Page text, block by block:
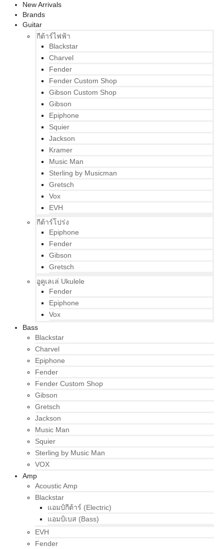
New Arrivals
Brands
Guitar
กีต้าร์ไฟฟ้า
Blackstar
Charvel
Fender
Fender Custom Shop
Gibson Custom Shop
Gibson
Epiphone
Squier
Jackson
Kramer
Music Man
Sterling by Musicman
Gretsch
Vox
EVH
กีต้าร์โปร่ง
Epiphone
Fender
Gibson
Gretsch
อูคูเลเล่ Ukulele
Fender
Epiphone
Vox
Bass
Blackstar
Charvel
Epiphone
Fender
Fender Custom Shop
Gibson
Gretsch
Jackson
Music Man
Squier
Sterling by Music Man
VOX
Amp
Acoustic Amp
Blackstar
แอมป์กีต้าร์ (Electric)
แอมป์เบส (Bass)
EVH
Fender